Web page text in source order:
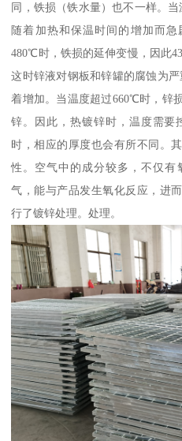
同，铁损（铁水量）也不一样。
随着加热和保温时间的增加而
480℃时，铁损的延伸变慢，因此
这时锌液对钢板和锌罐的腐蚀为
着增加。当温度超过660℃时，锌
锌。因此，热镀锌时，温度需要
时，相应的厚度也会有所不同。
性。空气中的成分较多，不仅
气，能与产品发生氧化反应，进
行了镀锌处理。处理。